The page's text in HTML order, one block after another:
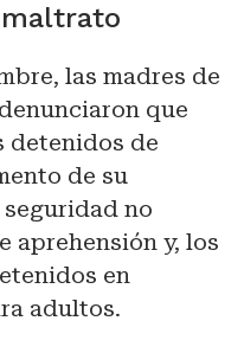
las madres de
que
detenidos de
de su
no
aprehensión y, los
en
adultos.